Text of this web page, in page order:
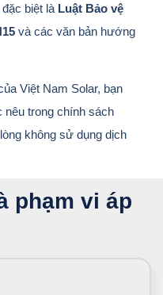
biệt là Luật Bảo vệ
và các văn bản hướng
Việt Nam Solar, bạn
trong chính sách
không sử dụng dịch
phạm vi áp